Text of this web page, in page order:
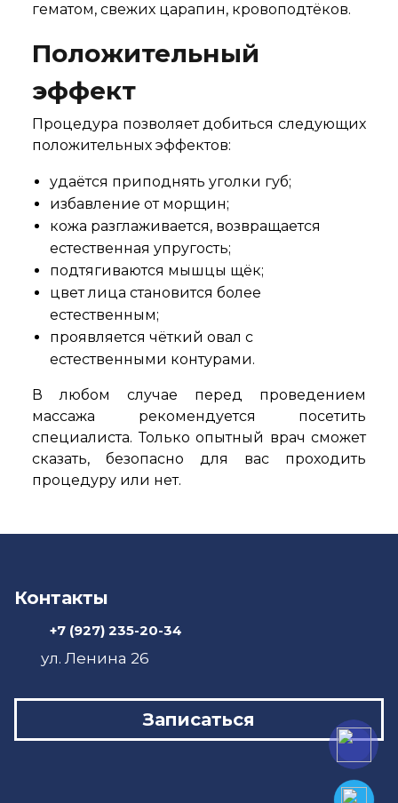
гематом, свежих царапин, кровоподтёков.
Положительный
эффект
Процедура позволяет добиться следующих
положительных эффектов:
удаётся приподнять уголки губ;
избавление от морщин;
кожа разглаживается, возвращается
естественная упругость;
подтягиваются мышцы щёк;
цвет лица становится более
естественным;
проявляется чёткий овал с
естественными контурами.
В любом случае перед проведением
массажа рекомендуется посетить
специалиста. Только опытный врач сможет
сказать, безопасно для вас проходить
процедуру или нет.
Контакты
+7 (927) 235-20-34
ул. Ленина 26
Записаться